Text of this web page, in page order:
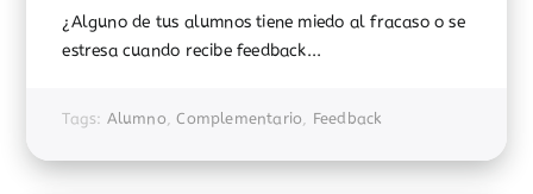
¿Alguno de tus alumnos tiene miedo al fracaso o se
estresa cuando recibe feedback...
Tags: Alumno,Complementario, Feedback